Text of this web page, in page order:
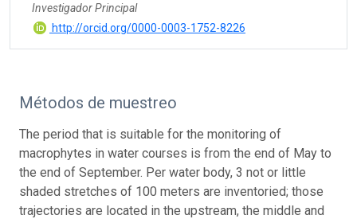
Investigador Principal
http://orcid.org/0000-0003-1752-8226
Métodos de muestreo
The period that is suitable for the monitoring of
macrophytes in water courses is from the end of May to
the end of September. Per water body, 3 not or little
shaded stretches of 100 meters are inventoried; those
trajectories are located in the upstream, the middle and